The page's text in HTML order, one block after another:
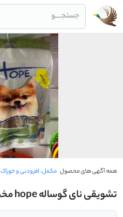
جستجــــو
همه آگهی های محصول مکمل، افزودنی و خوراک
تشویقی نای گوساله hope مخصوص سگ